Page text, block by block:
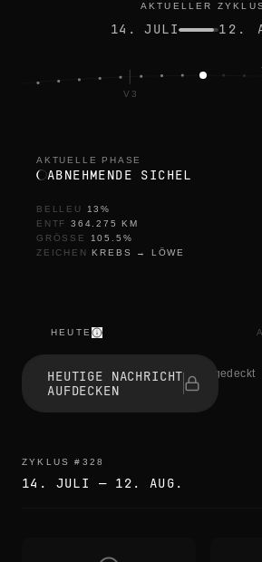
AKTUELLER ZYKLUS
14. JULI 12.
V3
AKTUELLE PHASE
ABNEHMENDE SICHEL
BELLEU 13%
ENTF
364.275
KM
GRÖSSE
105.5 %
ZEICHEN KREBS → LÖWE
HEUTE
s
e
s
i
k
HEUTIGE NACHRICHT
AUFDECKEN
1 haben aufgedeckt
ZYKLUS # 328
14. JULI — 12. AUG.